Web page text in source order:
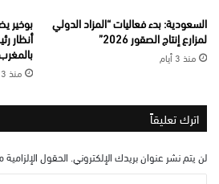
السعودية: بدء فعاليات “المزاد الدولي
لمزارع إنتاج الصقور 2026”
منذ 3 أيام
بوخير
أنظار
منذ 3 أيام
اترك تعليقاً
لن يتم نشر عنوان بريدك الإلكتروني. الحقول الإلزامية